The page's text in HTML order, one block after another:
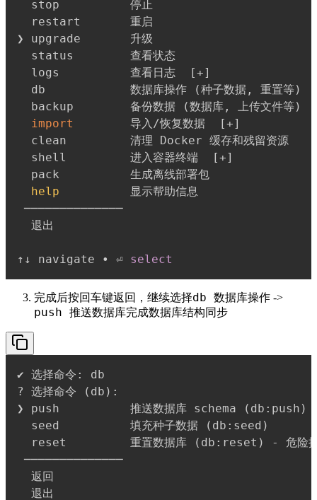
  logs          查看日志
[+]
  db            数据库操作
(种子数据, 重置等)
  backup        备份数据
(数据库, 上传文件等)
import
        导入/恢复数据
[+]
  shell         进入容器终端
[+]
help
↑↓ navigate • ⏎ select
完成后按回车键返回，继续选择db 数据库操作 ->
push 推送数据库完成数据库结构同步
? 选择命令
( db )
❯ push          推送数据库 schema
( db:push )
  seed          填充种子数据
( db:seed )
  reset         重置数据库
( db:reset )